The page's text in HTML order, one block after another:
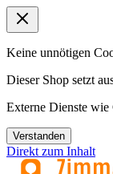
Keine unnötigen
Dieser Shop setzt
Externe Dienste
Verstanden
Direkt zum Inhalt